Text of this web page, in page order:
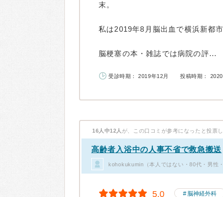
末。
私は2019年8月脳出血で横浜新都
脳梗塞の本・雑誌では病院の評...
受診時期： 2019年12月 投稿時期： 2020
16人中12人 が、この口コミが参考になったと投票し
高齢者入浴中の人事不省で救急搬送
kohokukumin（本人ではない・80代・男性
5.0 脳神経外科